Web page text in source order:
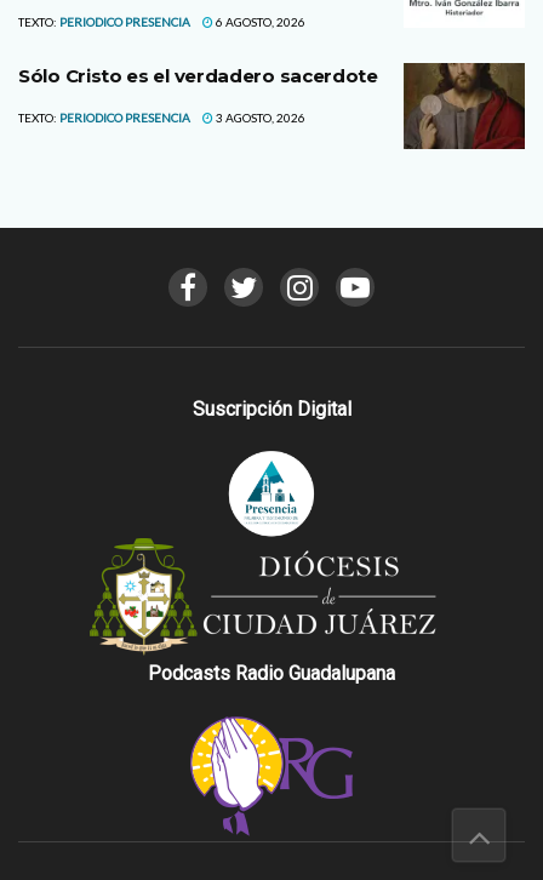
TEXTO: PERIODICO PRESENCIA 6 AGOSTO, 2026
Sólo Cristo es el verdadero sacerdote
TEXTO: PERIODICO PRESENCIA 3 AGOSTO, 2026
Suscripción Digital
Podcasts Radio Guadalupana